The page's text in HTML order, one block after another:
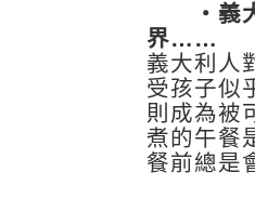
‧義大
界……
義大利人
受孩子似
則成為被
煮的午餐
餐前總是